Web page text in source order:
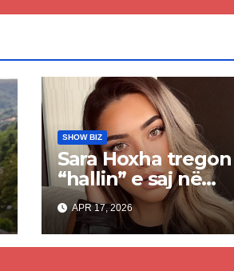
SHOW BIZ
Sara Hoxha tregon
“hallin” e saj në
verë
APR 17, 2026